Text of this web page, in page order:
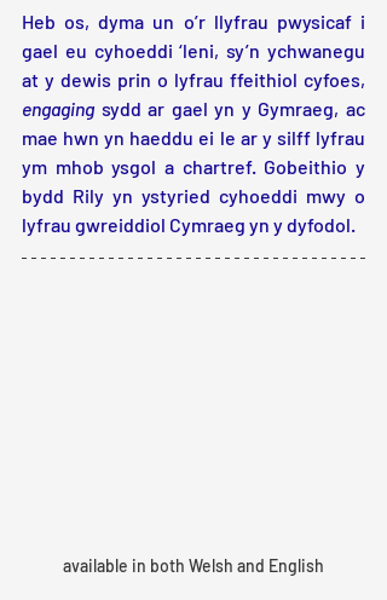
Heb os, dyma un o’r llyfrau pwysicaf i
gael eu cyhoeddi ‘leni, sy’n ychwanegu
engaging sydd ar gael yn y Gymraeg, ac
mae hwn yn haeddu ei le ar y silff lyfrau
ym mhob ysgol a chartref. Gobeithio y
bydd Rily yn ystyried cyhoeddi mwy o
lyfrau gwreiddiol Cymraeg yn y dyfodol.
available in both Welsh and English